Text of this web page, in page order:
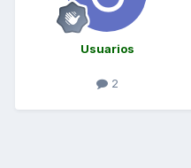
Usuarios
2